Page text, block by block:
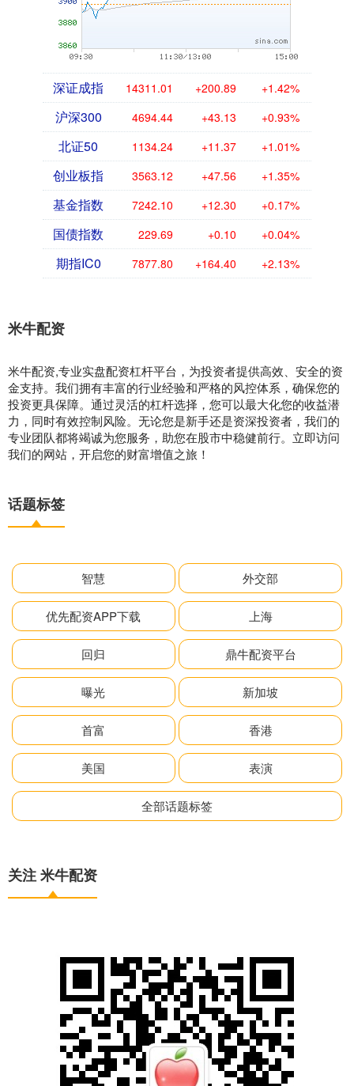
深证成指 14311.01 +200.89 +1.42%
沪深300 4694.44 +43.13 +0.93%
北证50 1134.24 +11.37 +1.01%
创业板指 3563.12 +47.56 +1.35%
基金指数 7242.10 +12.30 +0.17%
国债指数 229.69 +0.10 +0.04%
期指IC0 7877.80 +164.40 +2.13%
米牛配资
米牛配资,专业实盘配资杠杆平台，为投资者提供高效、安全的资
金支持。我们拥有丰富的行业经验和严格的风控体系，确保您的
投资更具保障。通过灵活的杠杆选择，您可以最大化您的收益潜
力，同时有效控制风险。无论您是新手还是资深投资者，我们的
专业团队都将竭诚为您服务，助您在股市中稳健前行。立即访问
我们的网站，开启您的财富增值之旅！
话题标签
智慧 外交部
优先配资APP下载 上海
回归 鼎牛配资平台
曝光 新加坡
首富 香港
美国 表演
全部话题标签
关注 米牛配资